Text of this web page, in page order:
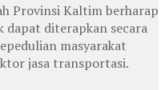
Provinsi Kaltim berharap
dapat diterapkan secara
masyarakat
jasa transportasi.